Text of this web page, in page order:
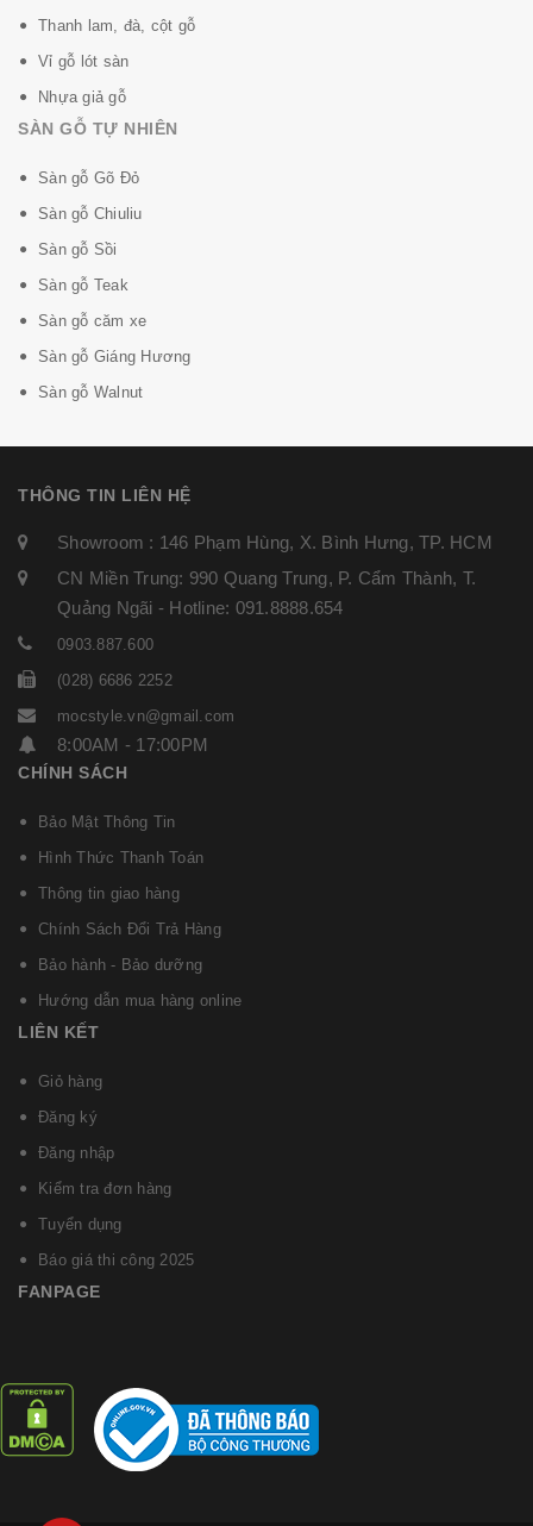
Thanh lam, đà, cột gỗ
Vỉ gỗ lót sàn
Nhựa giả gỗ
SÀN GỖ TỰ NHIÊN
Sàn gỗ Gõ Đỏ
Sàn gỗ Chiuliu
Sàn gỗ Sồi
Sàn gỗ Teak
Sàn gỗ căm xe
Sàn gỗ Giáng Hương
Sàn gỗ Walnut
THÔNG TIN LIÊN HỆ
Showroom : 146 Phạm Hùng, X. Bình Hưng, TP. HCM
CN Miền Trung: 990 Quang Trung, P. Cẩm Thành, T.
Quảng Ngãi - Hotline: 091.8888.654
0903.887.600
(028) 6686 2252
mocstyle.vn@gmail.com
8:00AM - 17:00PM
CHÍNH SÁCH
Bảo Mật Thông Tin
Hình Thức Thanh Toán
Thông tin giao hàng
Chính Sách Đổi Trả Hàng
Bảo hành - Bảo dưỡng
Hướng dẫn mua hàng online
LIÊN KẾT
Giỏ hàng
Đăng ký
Đăng nhập
Kiểm tra đơn hàng
Tuyển dụng
Báo giá thi công 2025
FANPAGE